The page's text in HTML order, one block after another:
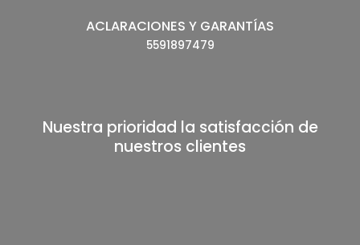
ACLARACIONES Y GARANTÍAS
5591897479
Nuestra prioridad la satisfacción de
nuestros clientes